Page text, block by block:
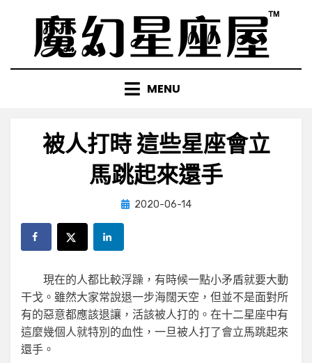
content
MENU
被人打時 這些星座會立
馬跳起來還手
by小編
Posted
2020-06-14
現在的人都比較浮躁，有時候一點小矛盾就要大動
干戈。雖然大家常說退一步海闊天空，但並不是面對所
有的惡意都應該退讓，活該被人打的。在十二星座中有
這麼幾個人就特別的血性，一旦被人打了會立馬跳起來
還手。